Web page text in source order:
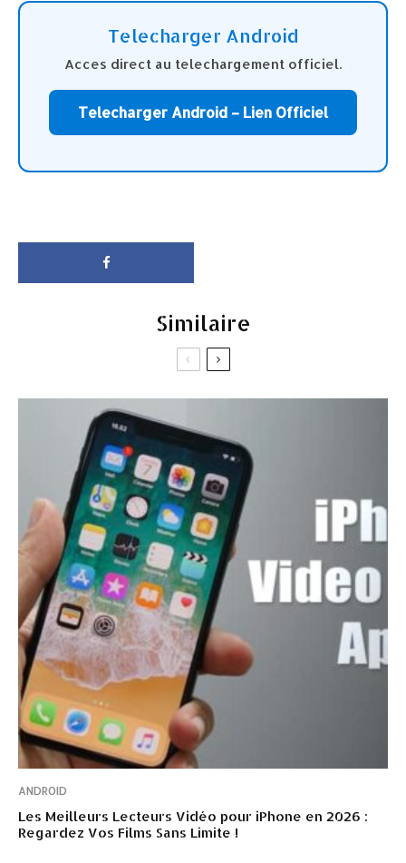
Telecharger Android
Acces direct au telechargement officiel.
Telecharger Android – Lien Officiel
Similaire
ANDROID
Les Meilleurs Lecteurs Vidéo pour iPhone en 2026 :
Regardez Vos Films Sans Limite !